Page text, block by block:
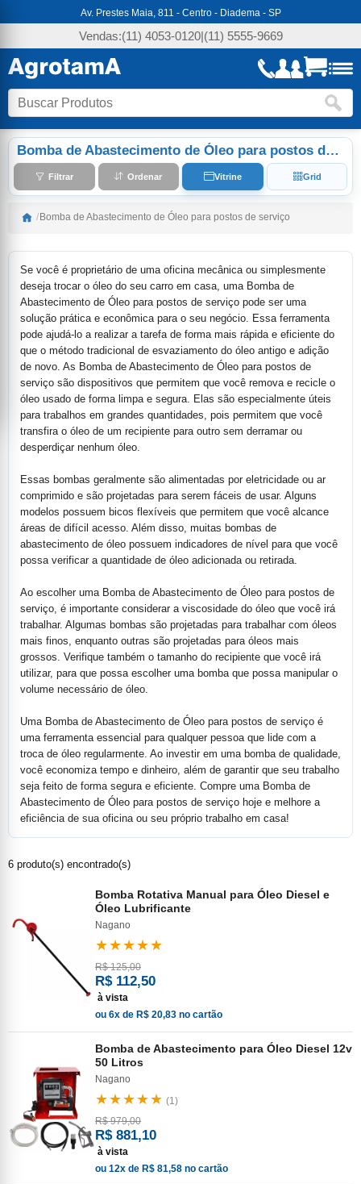
Av. Prestes Maia, 811 - Centro - Diadema - SP
Vendas:(11) 4053-0120|(11) 5555-9669
Bomba de Abastecimento de Óleo para postos de serviço
Filtrar Ordenar Vitrine Grid
/ Bomba de Abastecimento de Óleo para postos de serviço
Se você é proprietário de uma oficina mecânica ou simplesmente
deseja trocar o óleo do seu carro em casa, uma Bomba de
Abastecimento de Óleo para postos de serviço pode ser uma
solução prática e econômica para o seu negócio. Essa ferramenta
pode ajudá-lo a realizar a tarefa de forma mais rápida e eficiente do
que o método tradicional de esvaziamento do óleo antigo e adição
de novo. As Bomba de Abastecimento de Óleo para postos de
serviço são dispositivos que permitem que você remova e recicle o
óleo usado de forma limpa e segura. Elas são especialmente úteis
para trabalhos em grandes quantidades, pois permitem que você
transfira o óleo de um recipiente para outro sem derramar ou
desperdiçar nenhum óleo.
Essas bombas geralmente são alimentadas por eletricidade ou ar
comprimido e são projetadas para serem fáceis de usar. Alguns
modelos possuem bicos flexíveis que permitem que você alcance
áreas de difícil acesso. Além disso, muitas bombas de
abastecimento de óleo possuem indicadores de nível para que você
possa verificar a quantidade de óleo adicionada ou retirada.
Ao escolher uma Bomba de Abastecimento de Óleo para postos de
serviço, é importante considerar a viscosidade do óleo que você irá
trabalhar. Algumas bombas são projetadas para trabalhar com óleos
mais finos, enquanto outras são projetadas para óleos mais
grossos. Verifique também o tamanho do recipiente que você irá
utilizar, para que possa escolher uma bomba que possa manipular o
volume necessário de óleo.
Uma Bomba de Abastecimento de Óleo para postos de serviço é
uma ferramenta essencial para qualquer pessoa que lide com a
troca de óleo regularmente. Ao investir em uma bomba de qualidade,
você economiza tempo e dinheiro, além de garantir que seu trabalho
seja feito de forma segura e eficiente. Compre uma Bomba de
Abastecimento de Óleo para postos de serviço hoje e melhore a
eficiência de sua oficina ou seu próprio trabalho em casa!
6 produto(s) encontrado(s)
Bomba Rotativa Manual para Óleo Diesel e
Óleo Lubrificante
Nagano
★★★★★
R$ 125,00
R$ 112,50
à vista
ou 6x de R$ 20,83 no cartão
Bomba de Abastecimento para Óleo Diesel 12v
50 Litros
Nagano
★★★★★ (1)
R$ 979,00
R$ 881,10
à vista
ou 12x de R$ 81,58 no cartão